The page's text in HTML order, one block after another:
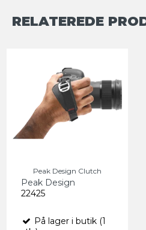
RELATEREDE
Peak Design Clutch
Peak Design
22425
På lager i butik (1